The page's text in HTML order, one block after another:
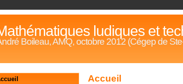
ludiques et
Boileau, AMQ, octobre 2012 (Cégep de
Accueil